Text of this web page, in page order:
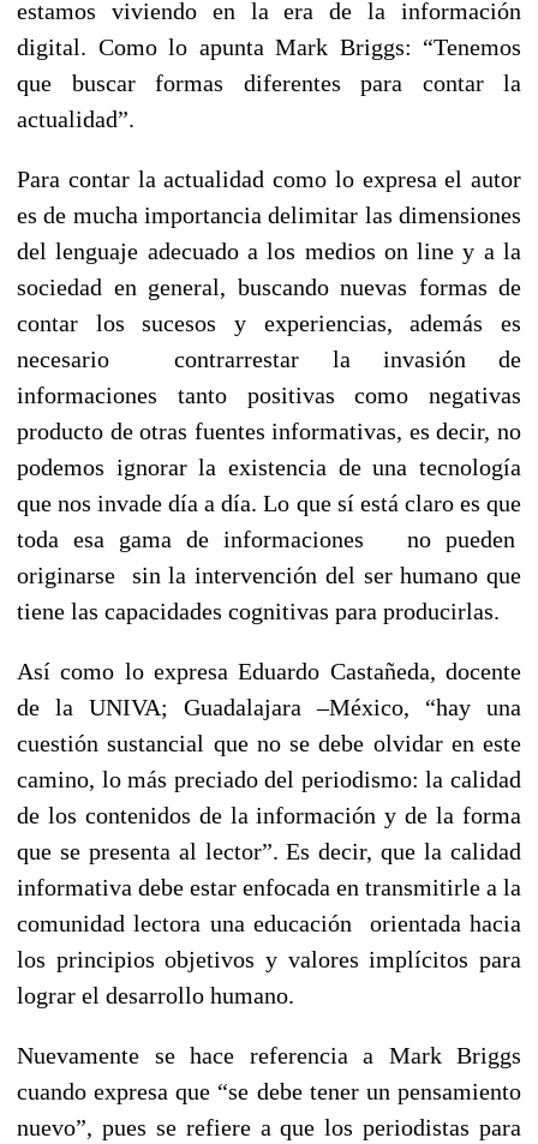
estamos viviendo en la era de la información
digital. Como lo apunta Mark Briggs: “Tenemos
que buscar formas diferentes para contar la
actualidad”.
Para contar la actualidad como lo expresa el autor
es de mucha importancia delimitar las dimensiones
del lenguaje adecuado a los medios on line y a la
sociedad en general, buscando nuevas formas de
contar los sucesos y experiencias, además es
necesario contrarrestar la invasión de
informaciones tanto positivas como negativas
producto de otras fuentes informativas, es decir, no
podemos ignorar la existencia de una tecnología
que nos invade día a día. Lo que sí está claro es que
toda esa gama de informaciones no pueden
originarse sin la intervención del ser humano que
tiene las capacidades cognitivas para producirlas.
Así como lo expresa Eduardo Castañeda, docente
de la UNIVA; Guadalajara –México, “hay una
cuestión sustancial que no se debe olvidar en este
camino, lo más preciado del periodismo: la calidad
de los contenidos de la información y de la forma
que se presenta al lector”. Es decir, que la calidad
informativa debe estar enfocada en transmitirle a la
comunidad lectora una educación orientada hacia
los principios objetivos y valores implícitos para
lograr el desarrollo humano.
Nuevamente se hace referencia a Mark Briggs
cuando expresa que “se debe tener un pensamiento
nuevo”, pues se refiere a que los periodistas para